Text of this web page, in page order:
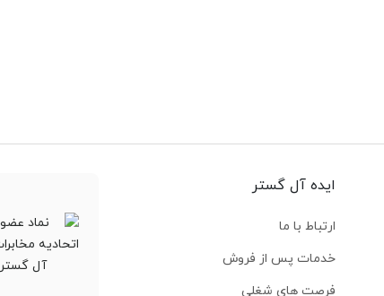
ایده آل گستر
ارتباط با ما
خدمات پس از فروش
فرصت های شغلی